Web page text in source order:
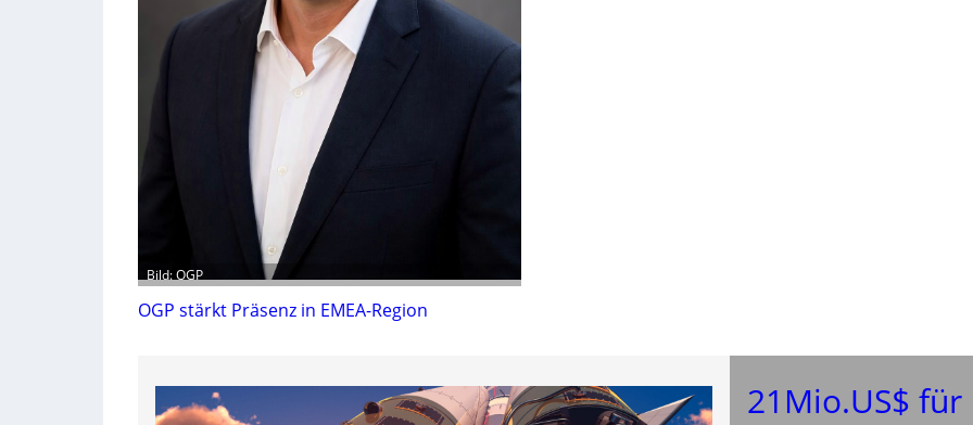
Bild: OGP
OGP stärkt Präsenz in EMEA-Region
21Mio.US$ für